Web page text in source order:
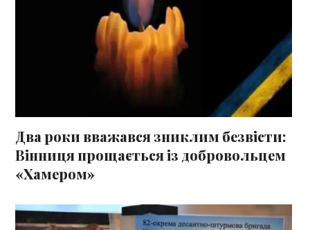
Два роки вважався зниклим безвісти:
Вінниця прощається із добровольцем
«Хамером»